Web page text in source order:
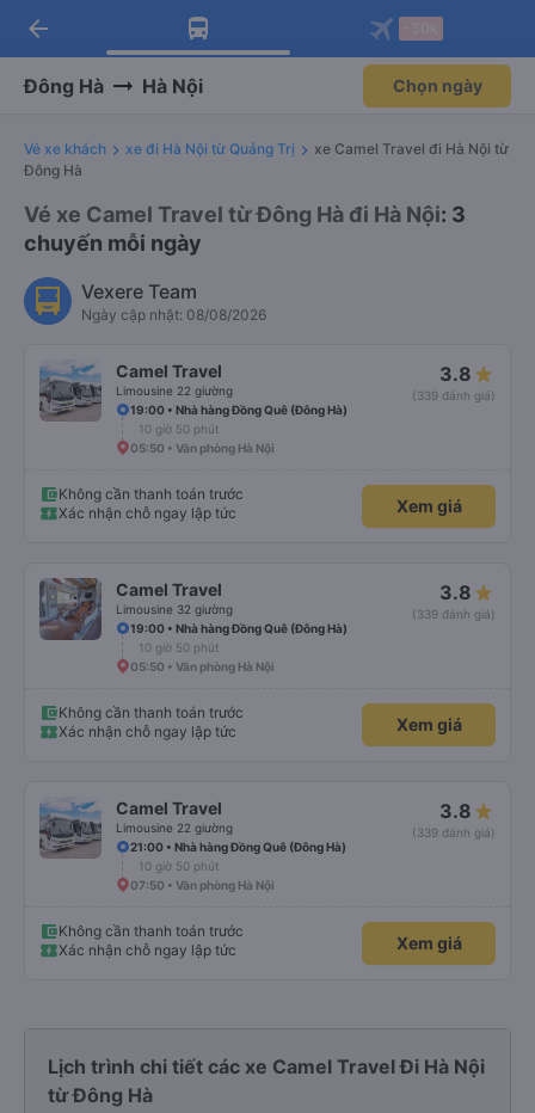
Tải app Vexere ngay!
Nhận ưu đãi thành viên độc
Mở app
Tải app Vexere
-30k/ghế khi đặt vé máy bay qua
Mở app
arrow_back
Đông Hà Hà Nội Chọn ngày
Vé xe khách xe đi Hà Nội từ Quảng Trị
xe Camel Travel đi Hà Nội từ
Đông Hà
Vé xe Camel Travel từ Đông Hà đi Hà Nội: 3
chuyến mỗi ngày
Vexere Team
Ngày cập nhật: 08/08/2026
Camel Travel
Limousine 22 giường
3.8
(339 đánh giá)
19:00 • Nhà hàng Đồng Quê (Đông Hà)
10 giờ 50 phút
05:50 • Văn phòng Hà Nội
Không cần thanh toán trước
Xác nhận chỗ ngay lập tức
Xem giá
Camel Travel
Limousine 32 giường
3.8
(339 đánh giá)
19:00 • Nhà hàng Đồng Quê (Đông Hà)
10 giờ 50 phút
05:50 • Văn phòng Hà Nội
Không cần thanh toán trước
Xác nhận chỗ ngay lập tức
Xem giá
Camel Travel
Limousine 22 giường
3.8
(339 đánh giá)
21:00 • Nhà hàng Đồng Quê (Đông Hà)
10 giờ 50 phút
07:50 • Văn phòng Hà Nội
Không cần thanh toán trước
Xác nhận chỗ ngay lập tức
Xem giá
Lịch trình chi tiết các xe Camel Travel Đi Hà Nội
từ Đông Hà